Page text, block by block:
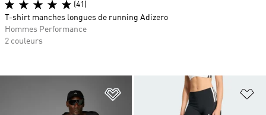
Ajouter à la Liste de produits
(41)
T-shirt manches longues de running Adizero
Hommes Performance
2 couleurs